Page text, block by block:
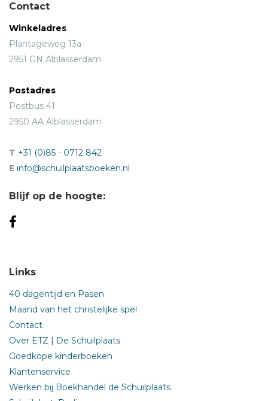
Contact
Winkeladres
Plantageweg 13a
2951 GN Alblasserdam
Postadres
Postbus 41
2950 AA Alblasserdam
T +31 (0)85 - 0712 842
E info@schuilplaatsboeken.nl
Blijf op de hoogte:
Links
40 dagentijd en Pasen
Maand van het christelijke spel
Contact
Over ETZ | De Schuilplaats
Goedkope kinderboeken
Klantenservice
Werken bij Boekhandel de Schuilplaats